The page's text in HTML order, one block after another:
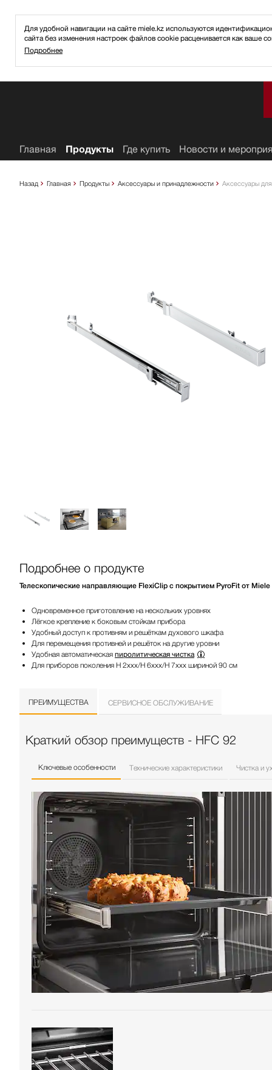
Для удобной навигации на сайте miele.kz используются
сайта без изменения настроек файлов cookie расценивается как ваше
Подробнее
Назад Главная Продукты Аксессуары и принадлежности Аксессуары
Подробнее о продукте
Телескопические направляющие FlexiClip с покрытием PyroFit от
Одновременное приготовление на нескольких уровнях
Лёгкое крепление к боковым стойкам прибора
Удобный доступ к противням и решёткам духового шкафа
Для перемещения противней и решёток на другие уровни
Удобная автоматическая пиролитическая чистка
Для приборов поколения H 2xxx/H 6xxx/H 7xxx шириной 90 см
ПРЕИМУЩЕСТВА СЕРВИСНОЕ ОБСЛУЖИВАНИЕ
Краткий обзор преимуществ - HFC 92
Ключевые особенности Технические характеристики Чистка и
Главная Продукты Где купить Новости и